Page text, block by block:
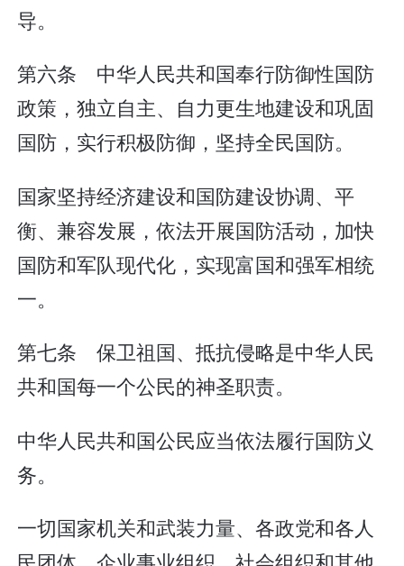
导。
第六条 中华人民共和国奉行防御性国防
政策，独立自主、自力更生地建设和巩固
国防，实行积极防御，坚持全民国防。
国家坚持经济建设和国防建设协调、平
衡、兼容发展，依法开展国防活动，加快
国防和军队现代化，实现富国和强军相统
一。
第七条 保卫祖国、抵抗侵略是中华人民
共和国每一个公民的神圣职责。
中华人民共和国公民应当依法履行国防义
务。
一切国家机关和武装力量、各政党和各人